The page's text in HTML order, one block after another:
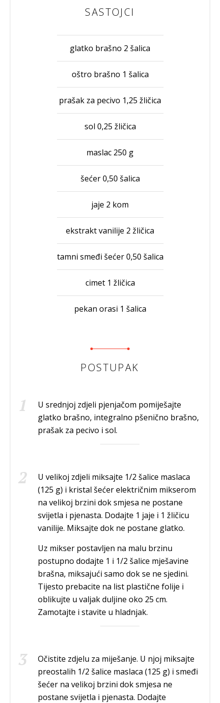
SASTOJCI
glatko brašno 2 šalica
oštro brašno 1 šalica
prašak za pecivo 1,25 žličica
sol 0,25 žličica
maslac 250 g
šećer 0,50 šalica
jaje 2 kom
ekstrakt vanilije 2 žličica
tamni smeđi šećer 0,50 šalica
cimet 1 žličica
pekan orasi 1 šalica
POSTUPAK
U srednjoj zdjeli pjenjačom pomiješajte
glatko brašno, integralno pšenično brašno,
prašak za pecivo i sol.
U velikoj zdjeli miksajte 1/2 šalice maslaca
(125 g) i kristal šećer električnim mikserom
na velikoj brzini dok smjesa ne postane
svijetla i pjenasta. Dodajte 1 jaje i 1 žličicu
vanilije. Miksajte dok ne postane glatko.
Uz mikser postavljen na malu brzinu
postupno dodajte 1 i 1/2 šalice mješavine
brašna, miksajući samo dok se ne sjedini.
Tijesto prebacite na list plastične folije i
oblikujte u valjak duljine oko 25 cm.
Zamotajte i stavite u hladnjak.
Očistite zdjelu za miješanje. U njoj miksajte
preostalih 1/2 šalice maslaca (125 g) i smeđi
šećer na velikoj brzini dok smjesa ne
postane svijetla i pjenasta. Dodajte